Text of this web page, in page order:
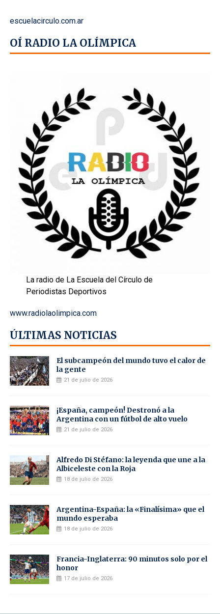
escuelacirculo.com.ar
OÍ RADIO LA OLÍMPICA
La radio de La Escuela del Círculo de
Periodistas Deportivos
www.radiolaolimpica.com
ÚLTIMAS NOTICIAS
El subcampeón del mundo tuvo el calor de
la gente
21 de julio de 2026
¡España, campeón! Destronó a la
Argentina con un fútbol de alto vuelo
21 de julio de 2026
Alfredo Di Stéfano: la leyenda que une a la
Albiceleste con la Roja
18 de julio de 2026
Argentina-España: la «Finalísima» que el
mundo esperaba
18 de julio de 2026
Francia-Inglaterra: 90 minutos solo por el
honor
17 de julio de 2026